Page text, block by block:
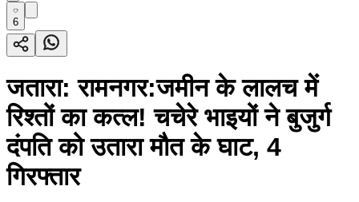
6
जतारा: रामनगर:जमीन के लालच में
रिश्तों का कत्ल! चचेरे भाइयों ने बुजुर्ग
दंपति को उतारा मौत के घाट, 4
गिरफ्तार